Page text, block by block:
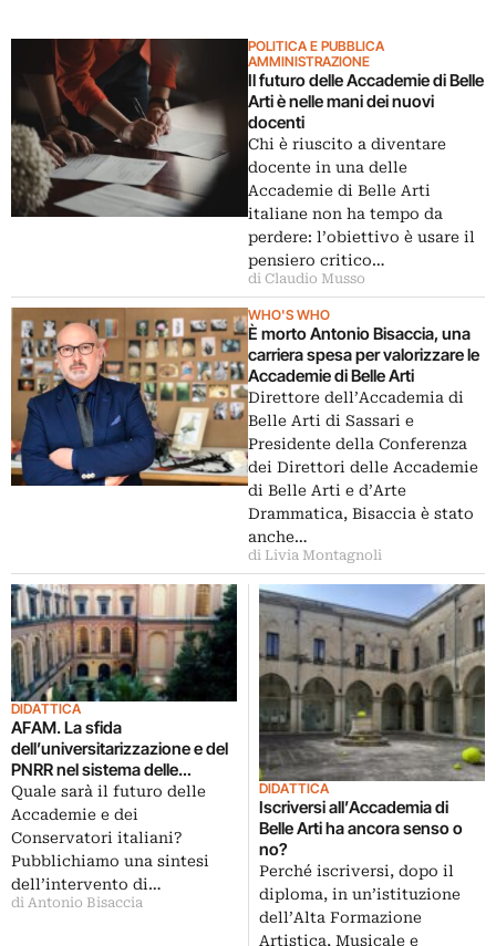
POLITICA E PUBBLICA
AMMINISTRAZIONE
Il futuro delle Accademie di Belle
Arti è nelle mani dei nuovi
docenti
Chi è riuscito a diventare
docente in una delle
Accademie di Belle Arti
italiane non ha tempo da
perdere: l’obiettivo è usare il
pensiero critico…
di Claudio Musso
WHO'S WHO
È morto Antonio Bisaccia, una
carriera spesa per valorizzare le
Accademie di Belle Arti
Direttore dell’Accademia di
Belle Arti di Sassari e
Presidente della Conferenza
dei Direttori delle Accademie
di Belle Arti e d’Arte
Drammatica, Bisaccia è stato
anche…
di Livia Montagnoli
DIDATTICA
AFAM. La sfida
dell’universitarizzazione e del
PNRR nel sistema delle
Accademie
Quale sarà il futuro delle
Accademie e dei
Conservatori italiani?
Pubblichiamo una sintesi
dell’intervento di…
di Antonio Bisaccia
DIDATTICA
Iscriversi all’Accademia di
Belle Arti ha ancora senso o
no?
Perché iscriversi, dopo il
diploma, in un’istituzione
dell’Alta Formazione
Artistica, Musicale e